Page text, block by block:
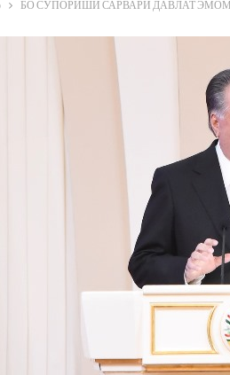
БО СУПОРИШИ САРВАРИ ДАВЛАТ